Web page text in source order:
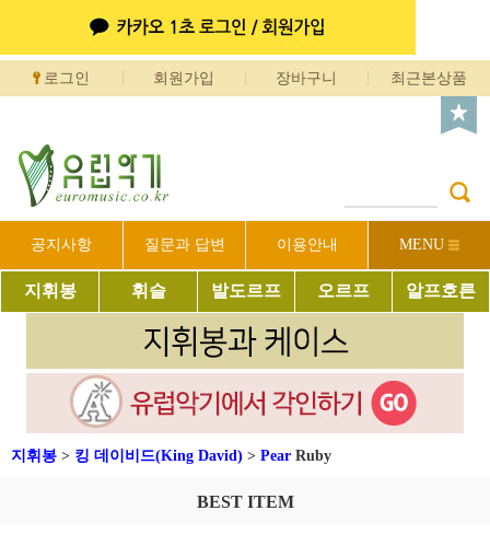
로그인 회원가입 장바구니 최근본상품
공지사항 질문과 답변 이용안내 MENU
지휘봉 휘슬 발도르프 오르프 알프호른
지휘봉 > 킹 데이비드(King David) > Pear Ruby
BEST ITEM